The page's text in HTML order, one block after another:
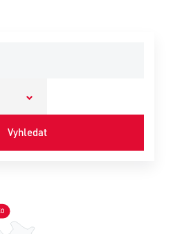
Vyhledat